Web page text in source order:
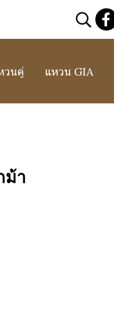
วนคู่ แหวน GIA
ม้า